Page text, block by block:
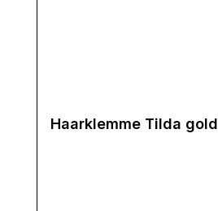
Haarklemme Tilda gold